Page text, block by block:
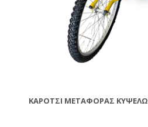
ΚΑΡΌΤΣΙ ΜΕΤΑΦΟΡΆΣ